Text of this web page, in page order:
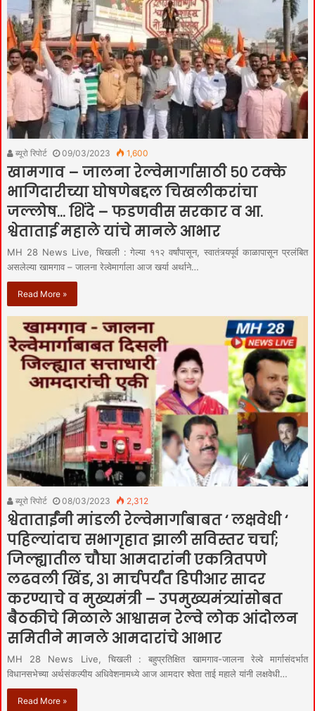
ब्यूरो रिपोर्ट 09/03/2023 1,600
खामगाव – जालना रेल्वेमार्गासाठी ५० टक्के
भागिदारीच्या घोषणेबद्दल चिखलीकरांचा
जल्लोष… शिंदे – फडणवीस सरकार व आ.
श्वेताताई महाले यांचे मानले आभार
MH 28 News Live, चिखली : गेल्या ११२ वर्षांपासून, स्वातंत्र्यपूर्व काळापासून प्रलंबित
असलेल्या खामगाव – जालना रेल्वेमार्गाला आज खर्या अर्थाने…
Read More »
ब्यूरो रिपोर्ट 08/03/2023 2,312
श्वेताताईंनी मांडली रेल्वेमार्गाबाबत ‘ लक्षवेधी ‘
पहिल्यांदाच सभागृहात झाली सविस्तर चर्चा;
जिल्ह्यातील चौघा आमदारांनी एकत्रितपणे
लढवली खिंड, ३१ मार्चपर्यंत डिपीआर सादर
करण्याचे व मुख्यमंत्री – उपमुख्यमंत्र्यांसोबत
बैठकीचे मिळाले आश्वासन रेल्वे लोक आंदोलन
समितीने मानले आमदारांचे आभार
MH 28 News Live, चिखली : बहुप्रतिक्षित खामगाव-जालना रेल्वे मार्गासंदर्भात
विधानसभेच्या अर्थसंकल्पीय अधिवेशनामध्ये आज आमदार श्वेता ताई महाले यांनी लक्षवेधी…
Read More »